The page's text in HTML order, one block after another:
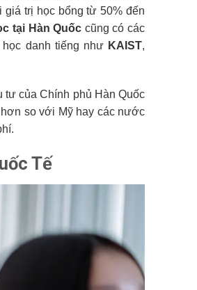
giá trị học bổng từ 50% đến
tại Hàn Quốc cũng có các
danh tiếng như KAIST,
tư của Chính phủ Hàn Quốc
so với Mỹ hay các nước
Tế